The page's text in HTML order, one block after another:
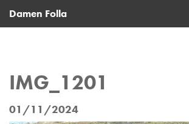
Damen Folla
Brukte fartøy
Service
IMG_1201
01/11/2024